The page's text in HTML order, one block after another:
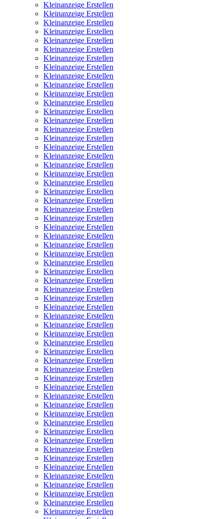
Kleinanzeige Erstellen
Kleinanzeige Erstellen
Kleinanzeige Erstellen
Kleinanzeige Erstellen
Kleinanzeige Erstellen
Kleinanzeige Erstellen
Kleinanzeige Erstellen
Kleinanzeige Erstellen
Kleinanzeige Erstellen
Kleinanzeige Erstellen
Kleinanzeige Erstellen
Kleinanzeige Erstellen
Kleinanzeige Erstellen
Kleinanzeige Erstellen
Kleinanzeige Erstellen
Kleinanzeige Erstellen
Kleinanzeige Erstellen
Kleinanzeige Erstellen
Kleinanzeige Erstellen
Kleinanzeige Erstellen
Kleinanzeige Erstellen
Kleinanzeige Erstellen
Kleinanzeige Erstellen
Kleinanzeige Erstellen
Kleinanzeige Erstellen
Kleinanzeige Erstellen
Kleinanzeige Erstellen
Kleinanzeige Erstellen
Kleinanzeige Erstellen
Kleinanzeige Erstellen
Kleinanzeige Erstellen
Kleinanzeige Erstellen
Kleinanzeige Erstellen
Kleinanzeige Erstellen
Kleinanzeige Erstellen
Kleinanzeige Erstellen
Kleinanzeige Erstellen
Kleinanzeige Erstellen
Kleinanzeige Erstellen
Kleinanzeige Erstellen
Kleinanzeige Erstellen
Kleinanzeige Erstellen
Kleinanzeige Erstellen
Kleinanzeige Erstellen
Kleinanzeige Erstellen
Kleinanzeige Erstellen
Kleinanzeige Erstellen
Kleinanzeige Erstellen
Kleinanzeige Erstellen
Kleinanzeige Erstellen
Kleinanzeige Erstellen
Kleinanzeige Erstellen
Kleinanzeige Erstellen
Kleinanzeige Erstellen
Kleinanzeige Erstellen
Kleinanzeige Erstellen
Kleinanzeige Erstellen
Kleinanzeige Erstellen